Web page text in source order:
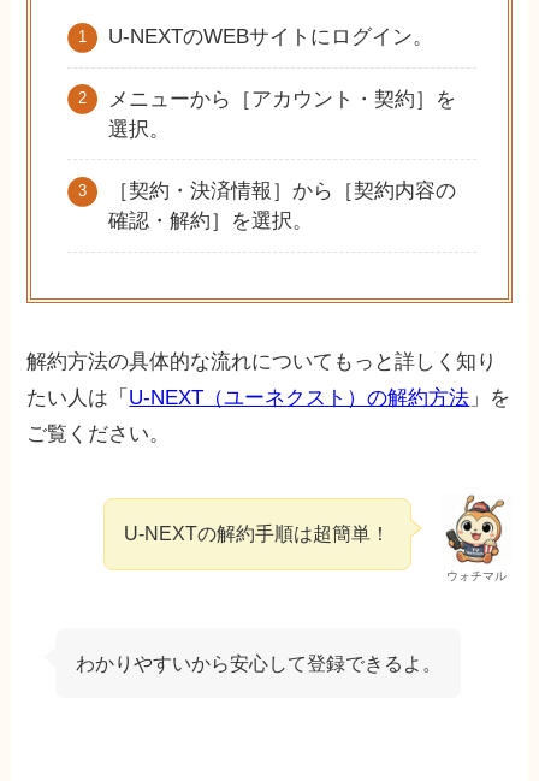
U-NEXTのWEBサイトにログイン。
メニューから［アカウント・契約］を
選択。
［契約・決済情報］から［契約内容の
確認・解約］を選択。
解約方法の具体的な流れについてもっと詳しく知り
たい人は「 U-NEXT（ユーネクスト）の解約方法 」を
ご覧ください。
ウォチマル
U-NEXTの解約手順は超簡単！
わかりやすいから安心して登録できるよ。